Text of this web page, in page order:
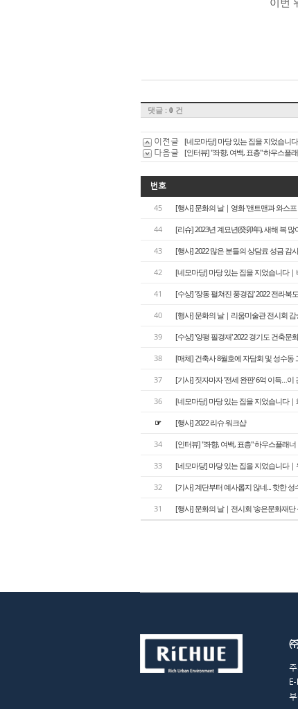
이번
댓글 : 0 건
이전글 [네모마당] 마당 있는 집을 지었습니
다음글 [인터뷰] "좌향, 여백, 표층" 하우스플
번호
45 [행사] 문화의 날｜영화 '앤트맨과 와스
44 [리슈] 2023년 계묘년(癸卯年), 새해 복 많
43 [행사] 2022 많은 분들의 상담료 성금 감
42 [네모마당] 마당 있는 집을 지었습니다
41 [수상] '장동 펼쳐진 풍경집' 2022 전라북
40 [행사] 문화의 날｜리움미술관 전시회 감
39 [수상] '양평 필경재' 2022 경기도 건축문
38 [매체] 건축사 8월호에 자담회 및 성수동
37 [기사] 짓자마자 '전세 완판' 6억 이득…이
36 [네모마당] 마당 있는 집을 지었습니다
☞ [행사] 2022 리슈 워크샵
34 [인터뷰] "좌향, 여백, 표층" 하우스플래
33 [네모마당] 마당 있는 집을 지었습니다
32 [기사] 계단부터 예사롭지 않네... 핫한 성
31 [행사] 문화의 날｜전시회 '송은문화재단